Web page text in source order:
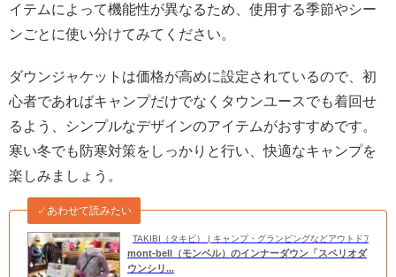
イテムによって機能性が異なるため、使用する季節やシー
ンごとに使い分けてみてください。
ダウンジャケットは価格が高めに設定されているので、初
心者であればキャンプだけでなくタウンユースでも着回せ
るよう、シンプルなデザインのアイテムがおすすめです。
寒い冬でも防寒対策をしっかりと行い、快適なキャンプを
楽しみましょう。
TAKIBI（タキビ） | キャンプ・グランピングなどアウトドアの総
✓あわせて読みたい
mont-bell（モンベル）のインナーダウン「スペリオダ
ウンシリ...